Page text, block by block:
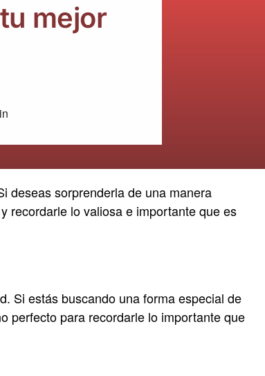
mejor
deseas sorprenderla de una manera
recordarle lo valiosa e importante que es
Si estás buscando una forma especial de
perfecto para recordarle lo importante que